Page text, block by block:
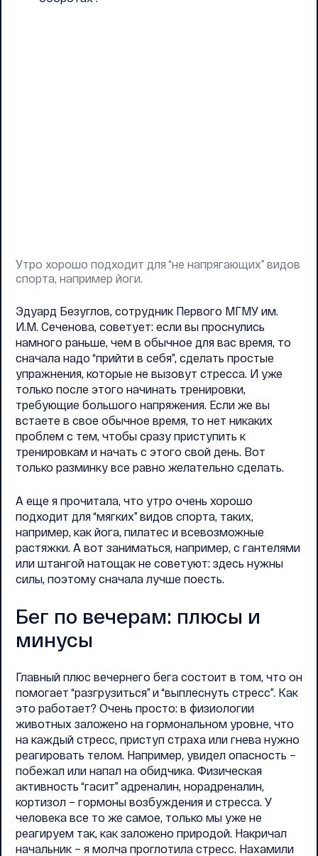
Утро хорошо подходит для “не напрягающих” видов
спорта, например йоги.
Эдуард Безуглов, сотрудник Первого МГМУ им.
И.М. Сеченова, советует: если вы проснулись
намного раньше, чем в обычное для вас время, то
сначала надо “прийти в себя”, сделать простые
упражнения, которые не вызовут стресса. И уже
только после этого начинать тренировки,
требующие большого напряжения. Если же вы
встаете в свое обычное время, то нет никаких
проблем с тем, чтобы сразу приступить к
тренировкам и начать с этого свой день. Вот
только разминку все равно желательно сделать.
А еще я прочитала, что утро очень хорошо
подходит для “мягких” видов спорта, таких,
например, как йога, пилатес и всевозможные
растяжки. А вот заниматься, например, с гантелями
или штангой натощак не советуют: здесь нужны
силы, поэтому сначала лучше поесть.
Бег по вечерам: плюсы и
минусы
Главный плюс вечернего бега состоит в том, что он
помогает “разгрузиться” и “выплеснуть стресс”. Как
это работает? Очень просто: в физиологии
животных заложено на гормональном уровне, что
на каждый стресс, приступ страха или гнева нужно
реагировать телом. Например, увидел опасность –
побежал или напал на обидчика. Физическая
активность “гасит” адреналин, норадреналин,
кортизол – гормоны возбуждения и стресса. У
человека все то же самое, только мы уже не
реагируем так, как заложено природой. Накричал
начальник – я молча проглотила стресс. Нахамили